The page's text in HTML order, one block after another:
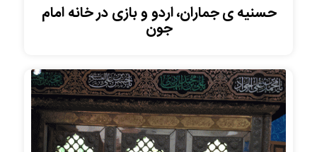
حسنیه ی جماران، اردو و بازی در خانه امام
جون